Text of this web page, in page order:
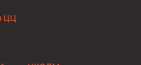
ЦЦ